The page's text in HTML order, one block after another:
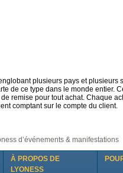
plusieurs pays et plusieurs
de ce type dans le monde entier.
remise pour tout achat. Chaque
comptant sur le compte du client.
d’événements & manifestations
À PROPOS DE
LYONESS